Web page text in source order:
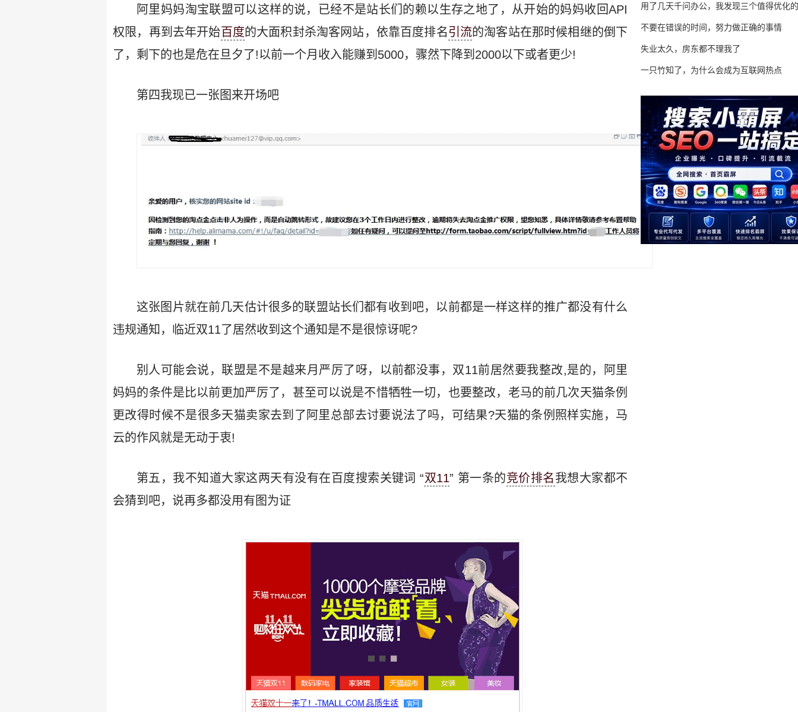
阿里妈妈淘宝联盟可以这样的说，已经不是站长们的赖以生存之地了，从开始的妈妈收回API
权限，再到去年开始 百度的大面积封杀淘客网站，依靠百度排名 引流的淘客站在那时候相继的倒下
了，剩下的也是危在旦夕了!以前一个月收入能赚到5000，骤然下降到2000以下或者更少!
第四我现已一张图来开场吧
这张图片就在前几天估计很多的联盟站长们都有收到吧，以前都是一样这样的推广都没有什么
违规通知，临近双11了居然收到这个通知是不是很惊讶呢?
别人可能会说，联盟是不是越来月严厉了呀，以前都没事，双11前居然要我整改,是的，阿里
妈妈的条件是比以前更加严厉了，甚至可以说是不惜牺牲一切，也要整改，老马的前几次天猫条例
更改得时候不是很多天猫卖家去到了阿里总部去讨要说法了吗，可结果?天猫的条例照样实施，马
云的作风就是无动于衷!
第五，我不知道大家这两天有没有在百度搜索关键词 “双11” 第一条的竞价排名 我想大家都不
会猜到吧，说再多都没用有图为证
用了几天千问办公，我发现三个值得优化
不要在错误的时间，努力做正确的事情
失业太久，房东都不理我了
一只竹知了，为什么会成为互联网热点